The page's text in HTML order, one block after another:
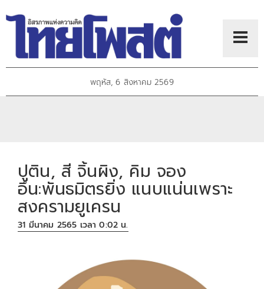
พฤหัส, 6 สิงหาคม 2569
ปูติน, สี จิ้นผิง, คิม จอง
อึน:พันธมิตรยิ่ง แนบแน่นเพราะ
สงครามยูเครน
31 มีนาคม 2565 เวลา 0:02 น.